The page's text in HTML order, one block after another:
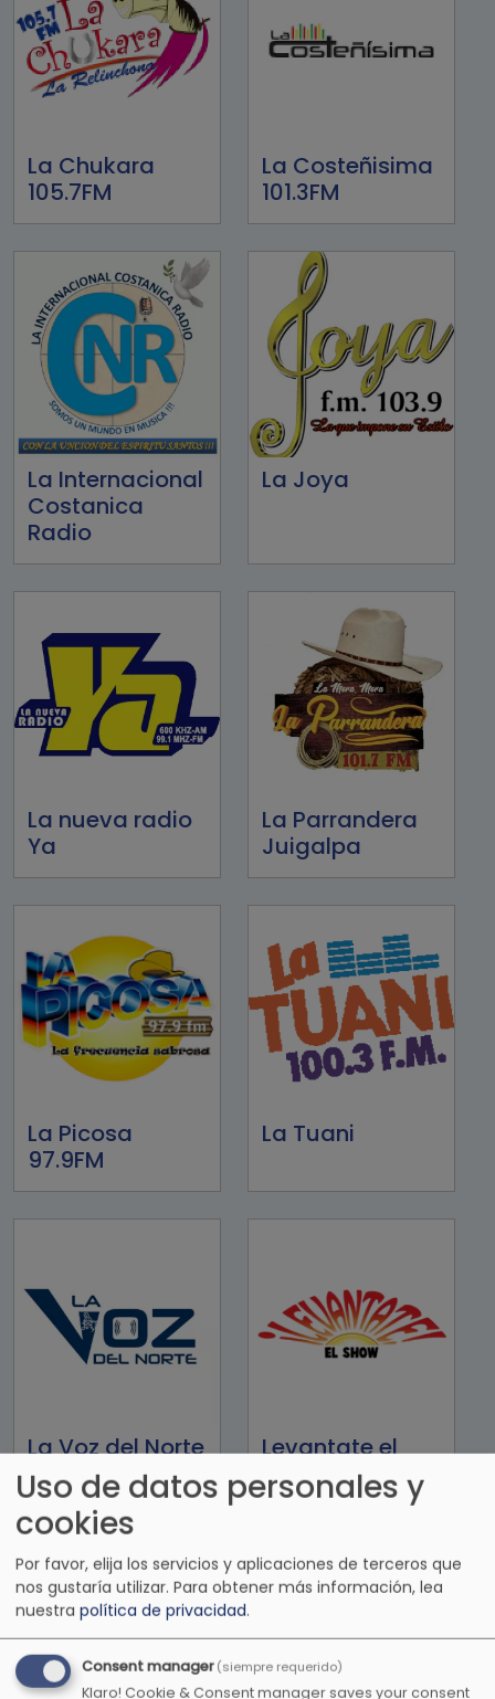
La Chukara
105.7FM
La Costeñisima
101.3FM
La Internacional
Costanica
Radio
La Joya
La nueva radio
Ya
La Parrandera
Juigalpa
La Picosa
97.9FM
La Tuani
La Voz del Norte
Levantate el
show
Uso de datos personales y
cookies
Por favor, elija los servicios y aplicaciones de terceros que
nos gustaría utilizar. Para obtener más información, lea
nuestra política de privacidad.
Consent manager(siempre requerido)
Klaro! Cookie & Consent manager saves your consent